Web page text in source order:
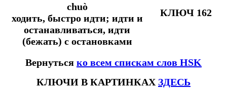
chuò
ходить, быстро идти; идти и
останавливаться, идти
(бежать) с остановками
КЛЮЧ 162
Вернуться ко всем спискам слов HSK
КЛЮЧИ В КАРТИНКАХ ЗДЕСЬ